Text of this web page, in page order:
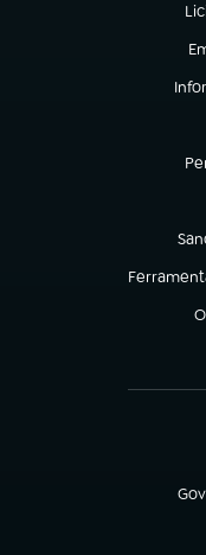
(abre em